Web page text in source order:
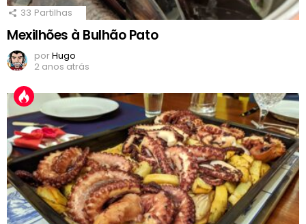
33 Partilhas
Mexilhões à Bulhão Pato
porHugo
2 anos atrás